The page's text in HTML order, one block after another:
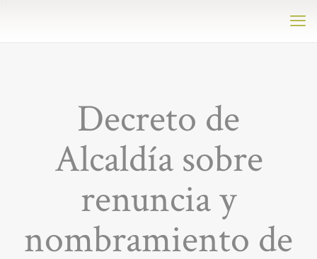
Decreto de
Alcaldía sobre
renuncia y
nombramiento de